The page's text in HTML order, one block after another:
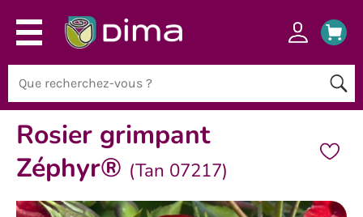
Rosier grimpant
Zéphyr® (Tan 07217)